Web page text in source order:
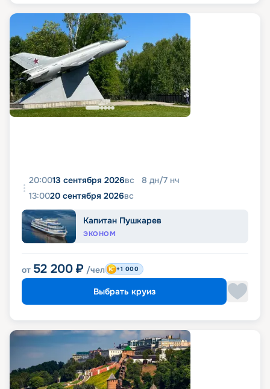
20:0013 сентября 2026вс 8 дн/7 нч
13:0020 сентября 2026вс
Капитан Пушкарев
ЭКОНОМ
от 52 200 ₽ /чел +1 000
Выбрать круиз